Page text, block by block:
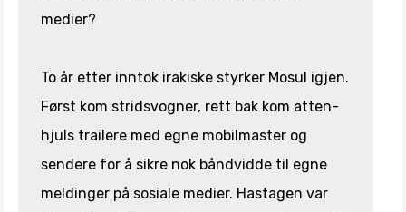
medier?
To år etter inntok irakiske styrker Mosul igjen.
Først kom stridsvogner, rett bak kom atten-
hjuls trailere med egne mobilmaster og
sendere for å sikre nok båndvidde til egne
meldinger på sosiale medier. Hastagen var